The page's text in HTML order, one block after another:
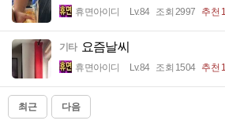
휴면아이디 Lv.84 조회 2997 추천 1
기타 요즘날씨
휴면아이디 Lv.84 조회 1504 추천 1
최근 다음